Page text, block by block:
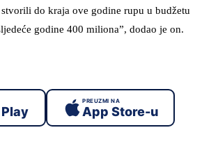
do kraja ove godine rupu u budžetu
godine 400 miliona”, dodao je on.
PREUZMI NA
App Store-u